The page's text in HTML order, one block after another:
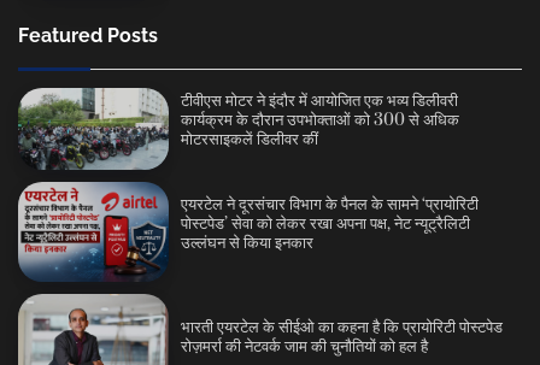
Featured Posts
टीवीएस मोटर ने इंदौर में आयोजित एक भव्य डिलीवरी
कार्यक्रम के दौरान उपभोक्ताओं को 300 से अधिक
मोटरसाइकलें डिलीवर कीं
एयरटेल ने दूरसंचार विभाग के पैनल के सामने ‘प्रायोरिटी
पोस्टपेड’ सेवा को लेकर रखा अपना पक्ष, नेट न्यूट्रैलिटी
उल्लंघन से किया इनकार
भारती एयरटेल के सीईओ का कहना है कि प्रायोरिटी पोस्टपेड
रोज़मर्रा की नेटवर्क जाम की चुनौतियों को हल है